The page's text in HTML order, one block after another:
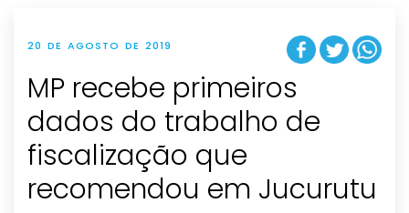
20 DE AGOSTO DE 2019
MP recebe primeiros
dados do trabalho de
fiscalização que
recomendou em Jucurutu